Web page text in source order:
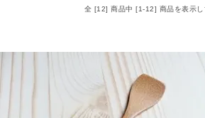
全 [12] 商品中 [1-12] 商品を表示し